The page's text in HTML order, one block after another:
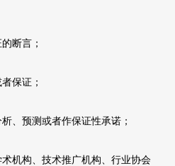
断言；
保证；
预测或者作保证性承诺；
构、技术推广机构、行业协会